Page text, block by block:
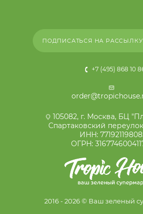
ПОДПИСАТЬСЯ НА РАССЫЛКУ
+7 (495) 868 10
105082, г. Москва, БЦ
Спартаковский
ИНН:
ОГРН:
2016 - 2026 © Ваш зеленый